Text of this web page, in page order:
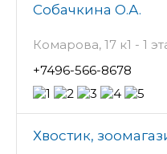
Собачкина О.А.
Комарова, 17 к1 - 1
+7496-566-8678
Хвостик,